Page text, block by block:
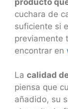
cuchara de
suficiente si
previamente
encontrar en
La calidad
piensa que
añadido, su